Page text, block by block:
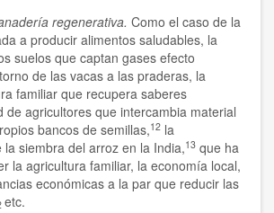
regenerativa. Como el caso de la
a producir alimentos saludables, la
suelos que captan gases efecto
de las vacas a las praderas, la
familiar que recupera saberes
de agricultores que intercambia material
bancos de semillas,12 la
siembra del arroz en la India,13 que ha
la agricultura familiar, la economía local,
económicas a la par que reducir las
etc.